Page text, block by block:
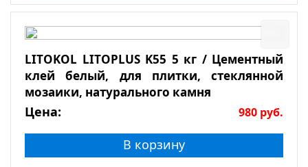
LITOKOL LITOPLUS K55 5 кг / Цементный
клей белый, для плитки, стеклянной
мозаики, натурального камня
Цена: 980 руб.
В корзину